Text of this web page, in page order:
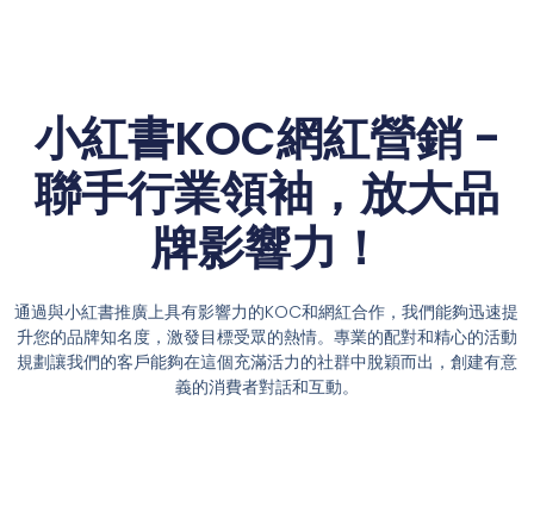
小紅書KOC網紅營銷 -
聯手行業領袖，放大品
牌影響力！
通過與小紅書推廣上具有影響力的KOC和網紅合作，我們能夠迅速提
升您的品牌知名度，激發目標受眾的熱情。專業的配對和精心的活動
規劃讓我們的客戶能夠在這個充滿活力的社群中脫穎而出，創建有意
義的消費者對話和互動。